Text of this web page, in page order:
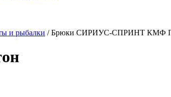
и рыбалки / Брюки СИРИУС-СПРИНТ КМФ